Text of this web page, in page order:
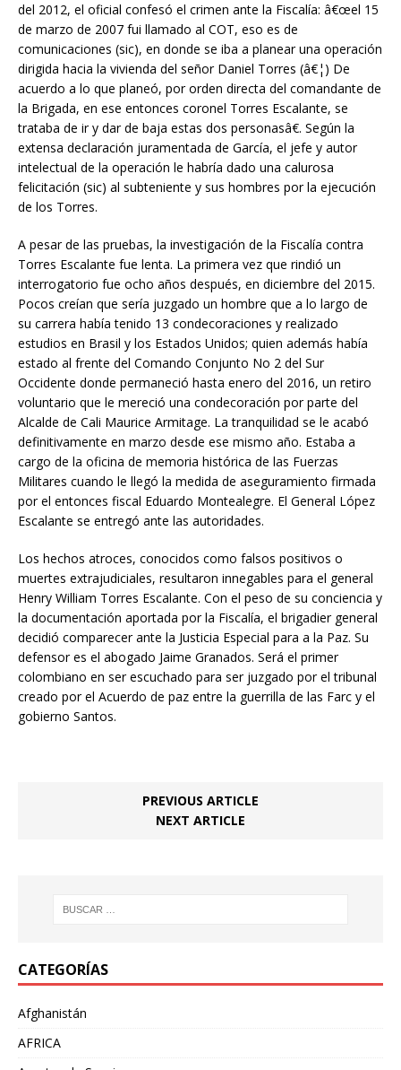
del 2012, el oficial confesó el crimen ante la Fiscalía: â€œel 15
de marzo de 2007 fui llamado al COT, eso es de
comunicaciones (sic), en donde se iba a planear una operación
dirigida hacia la vivienda del señor Daniel Torres (â€¦) De
acuerdo a lo que planeó, por orden directa del comandante de
la Brigada, en ese entonces coronel Torres Escalante, se
trataba de ir y dar de baja estas dos personasâ€. Según la
extensa declaración juramentada de García, el jefe y autor
intelectual de la operación le habría dado una calurosa
felicitación (sic) al subteniente y sus hombres por la ejecución
de los Torres.
A pesar de las pruebas, la investigación de la Fiscalía contra
Torres Escalante fue lenta. La primera vez que rindió un
interrogatorio fue ocho años después, en diciembre del 2015.
Pocos creían que sería juzgado un hombre que a lo largo de
su carrera había tenido 13 condecoraciones y realizado
estudios en Brasil y los Estados Unidos; quien además había
estado al frente del Comando Conjunto No 2 del Sur
Occidente donde permaneció hasta enero del 2016, un retiro
voluntario que le mereció una condecoración por parte del
Alcalde de Cali Maurice Armitage. La tranquilidad se le acabó
definitivamente en marzo desde ese mismo año. Estaba a
cargo de la oficina de memoria histórica de las Fuerzas
Militares cuando le llegó la medida de aseguramiento firmada
por el entonces fiscal Eduardo Montealegre. El General López
Escalante se entregó ante las autoridades.
Los hechos atroces, conocidos como falsos positivos o
muertes extrajudiciales, resultaron innegables para el general
Henry William Torres Escalante. Con el peso de su conciencia y
la documentación aportada por la Fiscalía, el brigadier general
decidió comparecer ante la Justicia Especial para a la Paz. Su
defensor es el abogado Jaime Granados. Será el primer
colombiano en ser escuchado para ser juzgado por el tribunal
creado por el Acuerdo de paz entre la guerrilla de las Farc y el
gobierno Santos.
PREVIOUS ARTICLE
NEXT ARTICLE
CATEGORÍAS
Afghanistán
AFRICA